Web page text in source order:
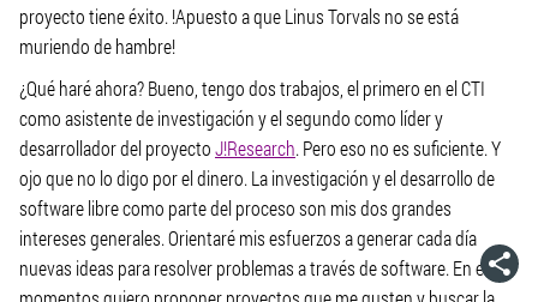
proyecto tiene éxito. !Apuesto a que Linus Torvals no se está
muriendo de hambre!
¿Qué haré ahora? Bueno, tengo dos trabajos, el primero en el CTI
como asistente de investigación y el segundo como líder y
desarrollador del proyectoJ!Research. Pero eso no es suficiente. Y
ojo que no lo digo por el dinero. La investigación y el desarrollo de
software libre como parte del proceso son mis dos grandes
intereses generales. Orientaré mis esfuerzos a generar cada día
nuevas ideas para resolver problemas a través de software. En estos